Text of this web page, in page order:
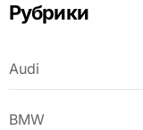
Рубрики
Audi
BMW